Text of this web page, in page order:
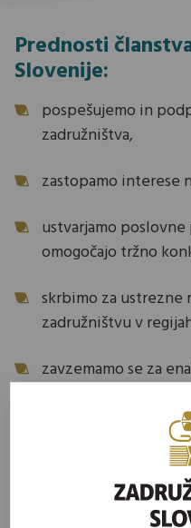
Prednosti
Slovenije:
pospešujemo in
zadružništva,
zastopamo interese
ustvarjamo
omogočajo tržno
skrbimo za ustrezne
zadružništvu v
zavzemamo se za
zadrug in njihovih
zadružništva in
svetujemo članicam
vprašanjih ter drugih